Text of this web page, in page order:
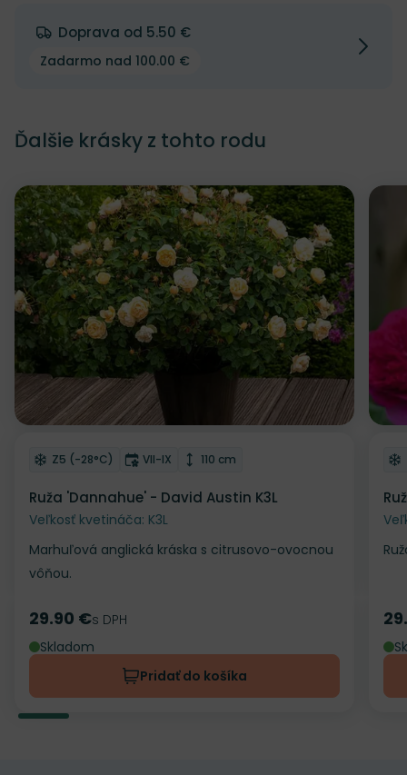
Doprava od 5.50 €
Zadarmo nad 100.00 €
Ďalšie krásky z tohto rodu
Odober do zoznamu želaní
Mrazuvzdornosť
Z5 (-28°C) Doba kvitnutia
VII-IX Výška rastliny
110 cm
Ruža 'Dannahue' - David Austin K3L
Veľkosť kvetináča: K3L
Marhuľová anglická kráska s citrusovo-ovocnou
vôňou.
Cena
29.90 €s DPH
Skladom
Pridať do košíka